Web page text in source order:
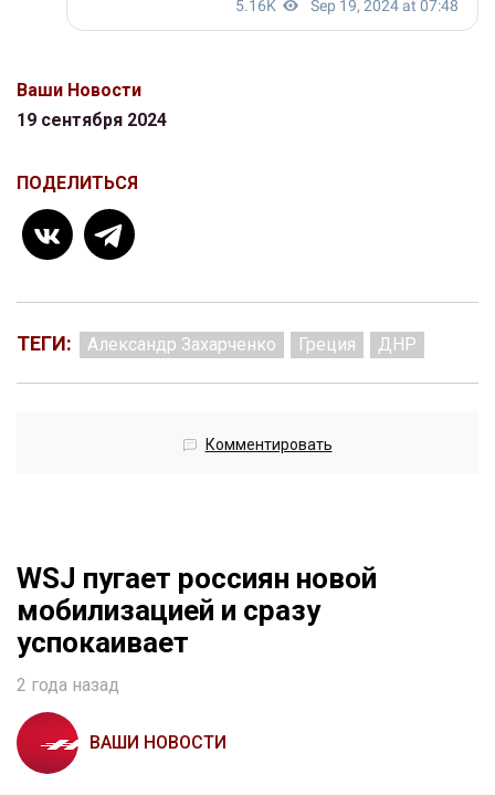
Ваши Новости
19 сентября 2024
ПОДЕЛИТЬСЯ
ТЕГИ: Александр Захарченко Греция ДНР
Комментировать
WSJ пугает россиян новой
мобилизацией и сразу
успокаивает
2 года назад
ВАШИ НОВОСТИ